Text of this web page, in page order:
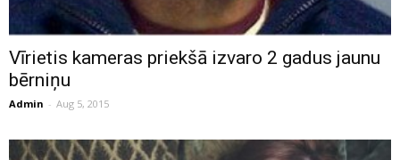
Vīrietis kameras priekšā izvaro 2 gadus jaunu
bērniņu
Admin - Aug 5, 2015